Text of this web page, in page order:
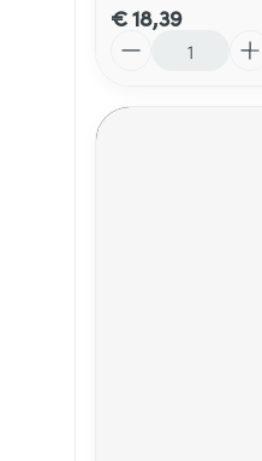
€ 18,39